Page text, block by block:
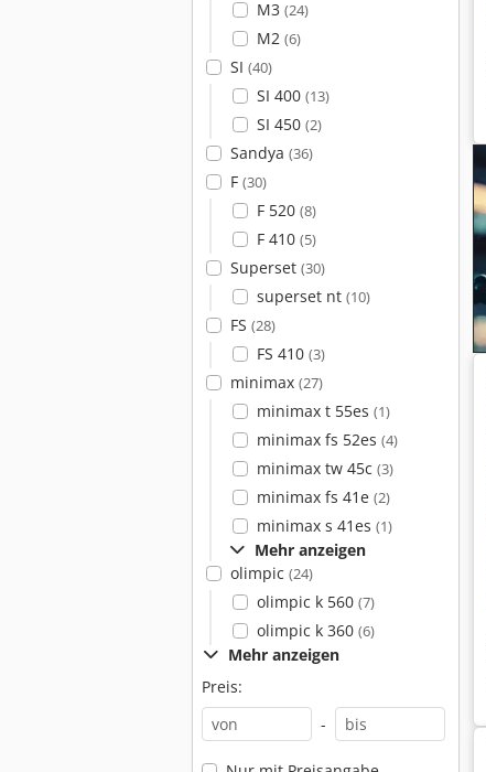
M3 (24)
M2 (6)
SI (40)
SI 400 (13)
SI 450 (2)
Sandya (36)
F (30)
F 520 (8)
F 410 (5)
Superset (30)
superset nt (10)
FS (28)
FS 410 (3)
minimax (27)
minimax t 55es (1)
minimax fs 52es (4)
minimax tw 45c (3)
minimax fs 41e (2)
minimax s 41es (1)
Mehr anzeigen
olimpic (24)
olimpic k 560 (7)
olimpic k 360 (6)
Mehr anzeigen
Preis:
-